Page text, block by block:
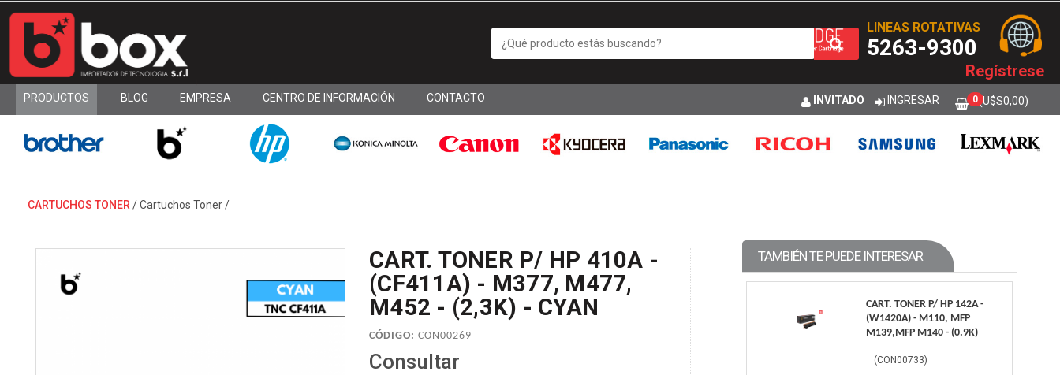
INVITADO INGRESAR 0 (U$S0,00)
PRODUCTOS BLOG EMPRESA CENTRO DE INFORMACIÓN CONTACTO
LINEAS ROTATIVAS
5263-9300
Regístrese
CARTUCHOS TONER /Cartuchos Toner/
CART. TONER P/ HP 410A -
(CF411A) - M377, M477,
M452 - (2,3K) - CYAN
CÓDIGO: CON00269
Consultar
TAMBIÉN TE PUEDE INTERESAR
CART. TONER P/ HP 142A -
(W1420A) - M110, MFP
M139,MFP M140 - (0.9K)
(CON00733)